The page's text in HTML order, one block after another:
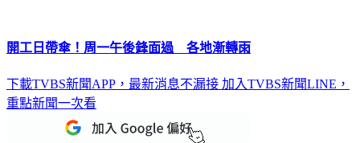
開工日帶傘！周一午後鋒面過 各地漸轉雨
下載TVBS新聞APP，最新消息不漏接 加入TVBS新聞LINE，
重點新聞一次看